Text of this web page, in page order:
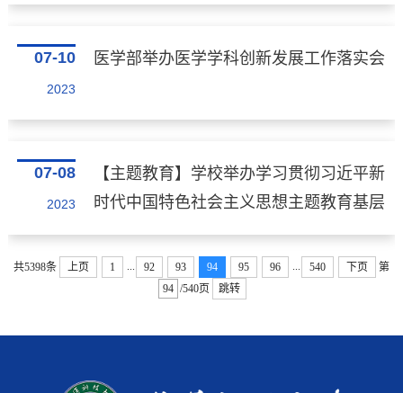
07-10
2023
医学部举办医学学科创新发展工作落实会
07-08
2023
【主题教育】学校举办学习贯彻习近平新
时代中国特色社会主义思想主题教育基层
党组织书记培训班
共5398条 上页 1 92 93 94 95 96 540 下页
第
/540页
跳转